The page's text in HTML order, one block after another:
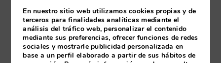
la compra de volúmenes especializados en
medicina, en su mayor parte también del siglo
XIX, y editados en varios idiomas, que hacen
En nuestro sitio web utilizamos cookies propias y de
terceros para finalidades analíticas mediante el
análisis del tráfico web, personalizar el contenido
mediante sus preferencias, ofrecer funciones de redes
sociales y mostrarle publicidad personalizada en
base a un perfil elaborado a partir de sus hábitos de